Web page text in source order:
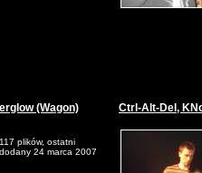
(Wagon)
117 plików, ostatni
dodany 24 marca 2007
Ctrl-Alt-Del,